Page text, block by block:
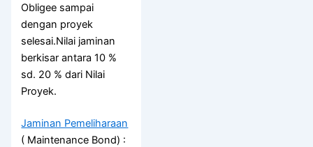
Obligee sampai
dengan proyek
selesai.Nilai jaminan
berkisar antara 10 %
sd. 20 % dari Nilai
Proyek.
Jaminan Pemeliharaan
( Maintenance Bond) :